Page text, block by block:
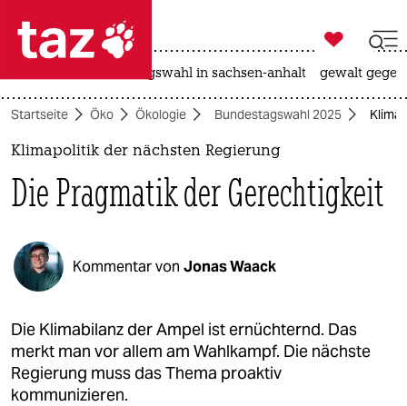
 taz zahl ich
taz zahl ich
themen
politik
öko
gesellschaft
kultur
sport

taz zahl ich
landtagswahl in sachsen-anhalt gewalt
Startseite Öko Ökologie Bundestagswahl 2025
Klimapolitik der nächsten Regierung
Die Pragmatik der Gerechtigkeit
Kommentar von Jonas Waack
Die Klimabilanz der Ampel ist ernüchternd. Das
merkt man vor allem am Wahlkampf. Die nächste
Regierung muss das Thema proaktiv
kommunizieren.